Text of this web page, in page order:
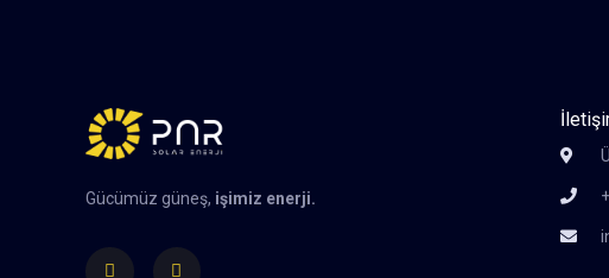
Gücümüz güneş, işimiz enerji.